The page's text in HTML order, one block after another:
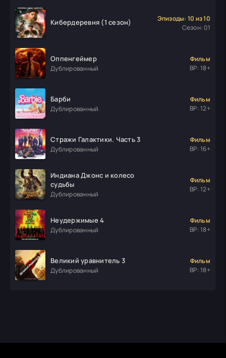
Кибердеревня (1 сезон)
Эпизоды: 10 из 10
Сезон: 01
Оппенгеймер
Дублированный
Фильм
ВР: 18+
Барби
Дублированный
Фильм
ВР: 12+
Стражи Галактики. Часть 3
Дублированный
Фильм
ВР: 16+
Индиана Джонс и колесо
судьбы
Дублированный
Фильм
ВР: 12+
Неудержимые 4
Дублированный
Фильм
ВР: 18+
Великий уравнитель 3
Дублированный
Фильм
ВР: 18+